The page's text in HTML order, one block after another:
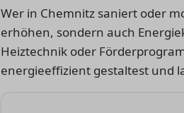
Wer in Chemnitz saniert oder
erhöhen, sondern auch
Heiztechnik oder
energieeffizient gestaltest und